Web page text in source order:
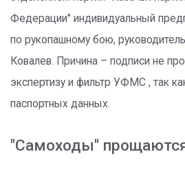
Федерации" индивидуальный
по рукопашному бою,
Ковалев. Причина – подписи не
экспертизу и фильтр УФМС , так
паспортных данных.
"Самоходы"